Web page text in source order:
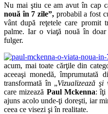
Nu mai ştiu ce am avut în cap
nouă în 7 zile”, probabil a fost
vânt după reţetele care promit
palme. Iar o viaţă nouă în doar
fulger.
acum, mai toate cărţile din
aceeaşi monedă, împrumutată
transformată în „Vizualizează şi
care mizează Paul Mckenna: îţi
ajuns acolo unde-ţi doreşti, iar
ceea ce visezi şi în realitate.